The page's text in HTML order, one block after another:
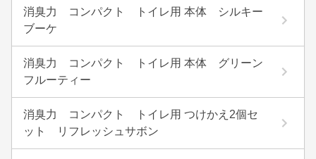
消臭力 コンパクト トイレ用 本体 シルキー
ブーケ
消臭力 コンパクト トイレ用 本体 グリーン
フルーティー
消臭力 コンパクト トイレ用 つけかえ2個セ
ット リフレッシュサボン